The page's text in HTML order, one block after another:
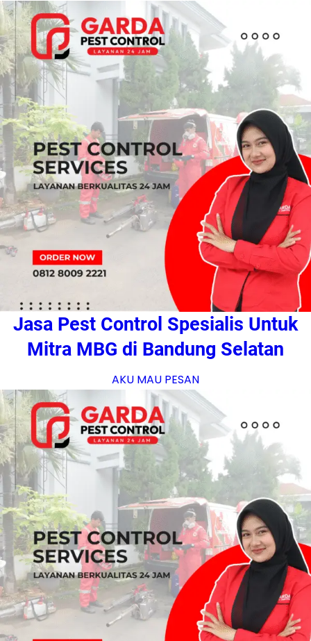
Jasa Pest Control Spesialis Untuk
Mitra MBG di Bandung Selatan
AKU MAU PESAN